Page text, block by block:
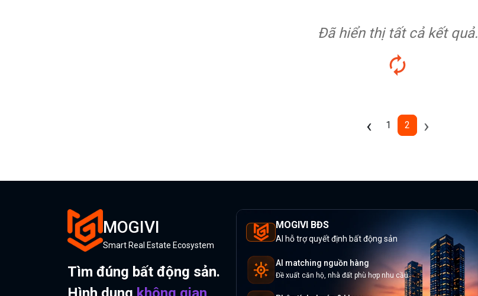
Đã hiển thị tất cả kết quả.
‹Previous
1 2(current)
›
MOGIVI
Smart Real Estate Ecosystem
Tìm đúng bất động sản.
MOGIVI BĐS
AI hỗ trợ quyết định bất động sản
AI matching nguồn hàng
Đề xuất căn hộ, nhà đất phù hợp nhu cầu